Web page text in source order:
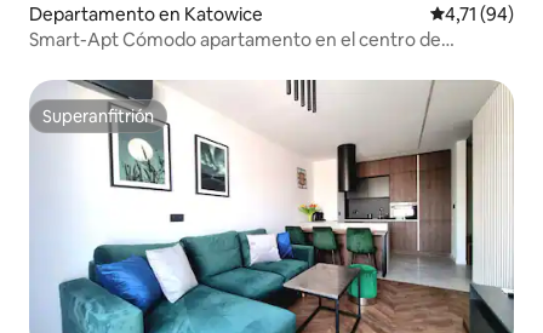
Departamento en Katowice Calificación
4,71 (94)
Smart-Apt Cómodo apartamento en el centro de
Superanfitrión
Superanfitrión